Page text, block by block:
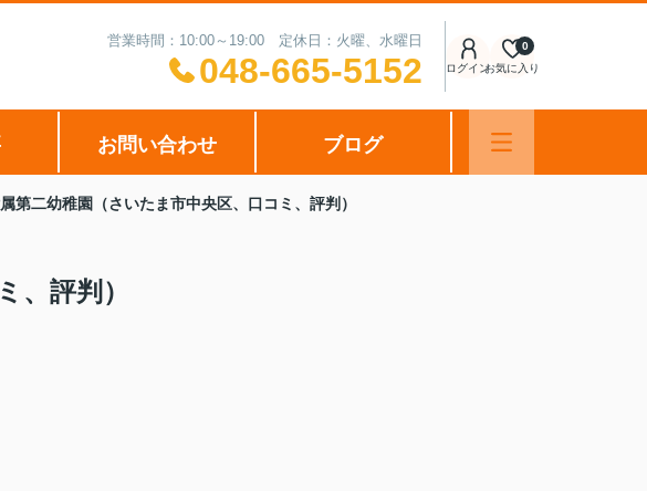
営業時間：10:00～19:00 定休日：火曜、水曜日
048-665-5152 ログインお気に入り
0
お問い合わせ ブログ
第二幼稚園（さいたま市中央区、口コミ、評判）
、評判）